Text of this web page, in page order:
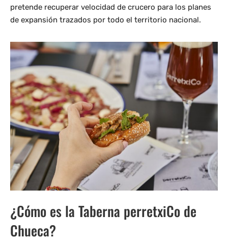
pretende recuperar velocidad de crucero para los planes
de expansión trazados por todo el territorio nacional.
¿Cómo es la Taberna perretxiCo de
Chueca?